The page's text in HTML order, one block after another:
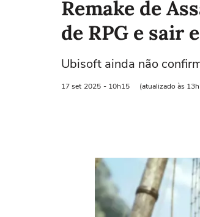
Remake de
de RPG e sair
Ubisoft ainda não
17 set 2025 - 10h15 (atualizado às